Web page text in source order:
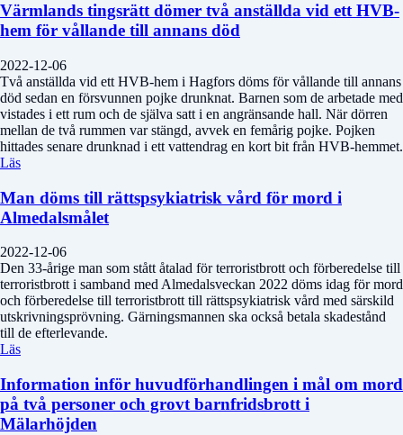
Värmlands tingsrätt dömer två anställda vid ett HVB-
hem för vållande till annans död
2022-12-06
Två anställda vid ett HVB-hem i Hagfors döms för vållande till annans
död sedan en försvunnen pojke drunknat. Barnen som de arbetade med
vistades i ett rum och de själva satt i en angränsande hall. När dörren
mellan de två rummen var stängd, avvek en femårig pojke. Pojken
hittades senare drunknad i ett vattendrag en kort bit från HVB-hemmet.
Läs
Man döms till rättspsykiatrisk vård för mord i
Almedalsmålet
2022-12-06
Den 33-årige man som stått åtalad för terroristbrott och förberedelse till
terroristbrott i samband med Almedalsveckan 2022 döms idag för mord
och förberedelse till terroristbrott till rättspsykiatrisk vård med särskild
utskrivningsprövning. Gärningsmannen ska också betala skadestånd
till de efterlevande.
Läs
Information inför huvudförhandlingen i mål om mord
på två personer och grovt barnfridsbrott i
Mälarhöjden